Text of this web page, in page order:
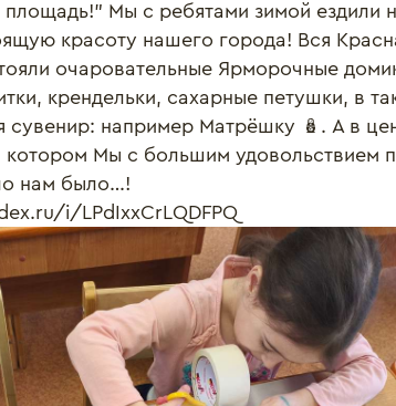
Мы с ребятами зимой ездили
красоту нашего города! Вся
очаровательные Ярморочные
крендельки, сахарные петушки, в
например Матрёшку 🪆. А в
котором Мы с большим удовольствием
нам было…!
i/LPdIxxCrLQDFPQ